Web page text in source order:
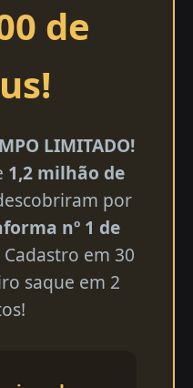
de
LIMITADO!
1,2 milhão de
por
nº 1 de
Cadastro em 30
saque em 2